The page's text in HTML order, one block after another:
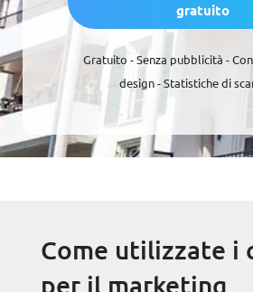
gratuito
Gratuito - Senza pubblicità -
design - Statistiche di
Come utilizzate i
per il marketing